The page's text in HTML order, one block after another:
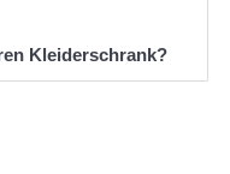
Kleiderschrank?